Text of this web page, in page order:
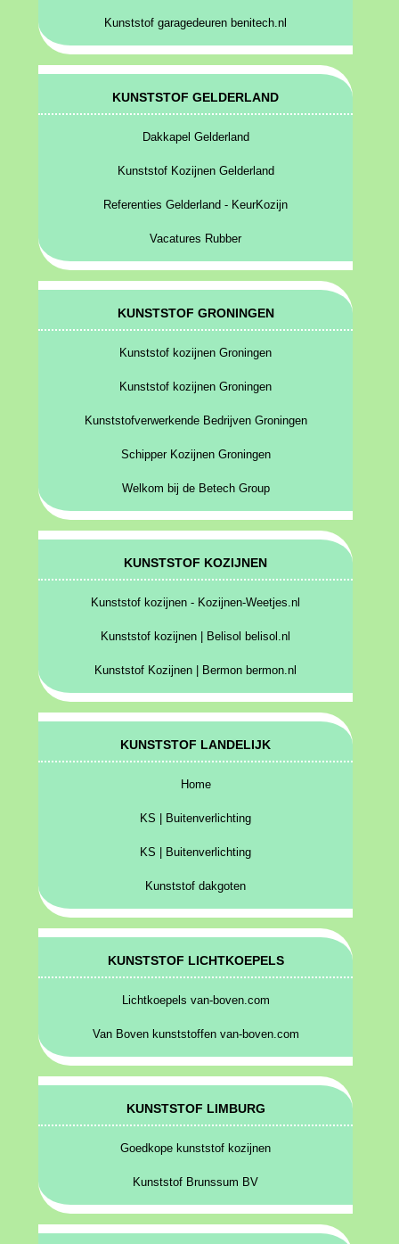
Kunststof garagedeuren benitech.nl
KUNSTSTOF GELDERLAND
Dakkapel Gelderland
Kunststof Kozijnen Gelderland
Referenties Gelderland - KeurKozijn
Vacatures Rubber
KUNSTSTOF GRONINGEN
Kunststof kozijnen Groningen
Kunststof kozijnen Groningen
Kunststofverwerkende Bedrijven Groningen
Schipper Kozijnen Groningen
Welkom bij de Betech Group
KUNSTSTOF KOZIJNEN
Kunststof kozijnen - Kozijnen-Weetjes.nl
Kunststof kozijnen | Belisol belisol.nl
Kunststof Kozijnen | Bermon bermon.nl
KUNSTSTOF LANDELIJK
Home
KS | Buitenverlichting
KS | Buitenverlichting
Kunststof dakgoten
KUNSTSTOF LICHTKOEPELS
Lichtkoepels van-boven.com
Van Boven kunststoffen van-boven.com
KUNSTSTOF LIMBURG
Goedkope kunststof kozijnen
Kunststof Brunssum BV